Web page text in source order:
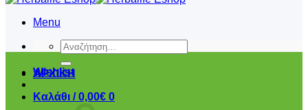
Menu
Αναζήτηση
για:
Wishlist
Καλάθι /0,00€ 0
ΑΡΧΙΚΗ